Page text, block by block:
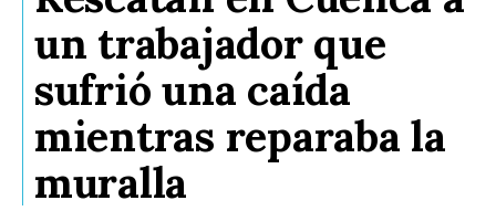
un trabajador que
sufrió una caída
mientras reparaba la
muralla